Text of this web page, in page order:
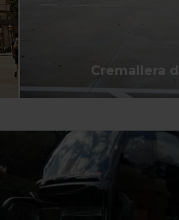
Cremallera